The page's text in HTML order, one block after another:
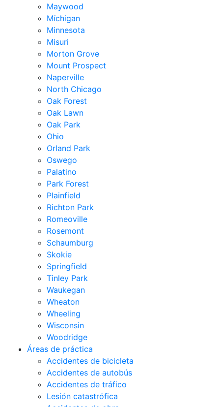
Maywood
Míchigan
Minnesota
Misuri
Morton Grove
Mount Prospect
Naperville
North Chicago
Oak Forest
Oak Lawn
Oak Park
Ohio
Orland Park
Oswego
Palatino
Park Forest
Plainfield
Richton Park
Romeoville
Rosemont
Schaumburg
Skokie
Springfield
Tinley Park
Waukegan
Wheaton
Wheeling
Wisconsin
Woodridge
Áreas de práctica
Accidentes de bicicleta
Accidentes de autobús
Accidentes de tráfico
Lesión catastrófica